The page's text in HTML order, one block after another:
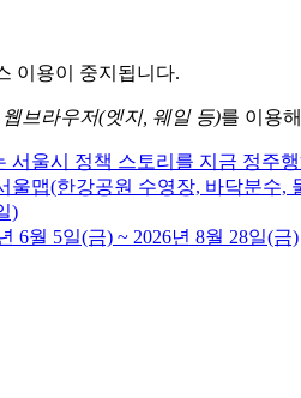
이용이 중지됩니다.
웹브라우저(엣지, 웨일 등)를 이용